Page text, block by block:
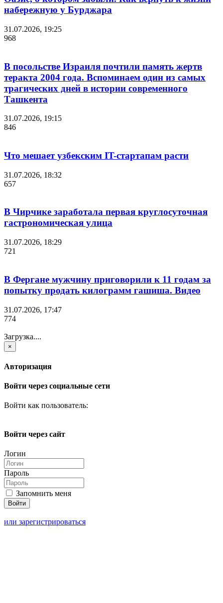
набережную у Бурджара
31.07.2026, 19:25
968
В посольстве Израиля почтили память жертв
теракта 2004 года. Вспоминаем один из самых
трагических дней в истории современного
Ташкента
31.07.2026, 19:15
846
Что мешает узбекским IT-стартапам расти
31.07.2026, 18:32
657
В Чирчике заработала первая круглосуточная
гастрономическая улица
31.07.2026, 18:29
721
В Фергане мужчину приговорили к 11 годам за
попытку продать килограмм гашиша. Видео
31.07.2026, 17:47
774
Загрузка....
×
Авторизация
Войти через социальные сети
Войти как пользователь:
Войти через сайт
Логин
Пароль
Запомнить меня
или зарегистрироваться